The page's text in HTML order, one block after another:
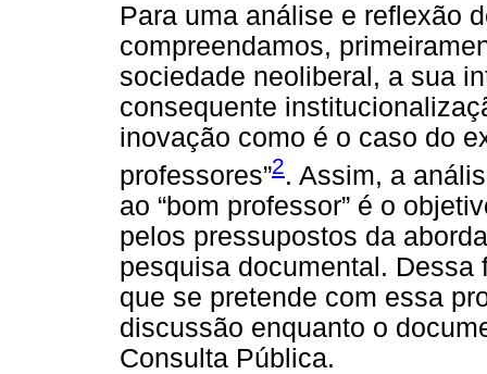
Para uma análise e reflexão
compreendamos,
sociedade neoliberal, a sua
consequente
inovação como é o caso do
professores”2. Assim, a
ao “bom professor” é o
pelos pressupostos da
pesquisa documental. Dessa
que se pretende com essa
discussão enquanto o
Consulta Pública.